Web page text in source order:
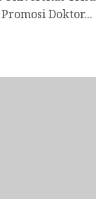
Doktor...